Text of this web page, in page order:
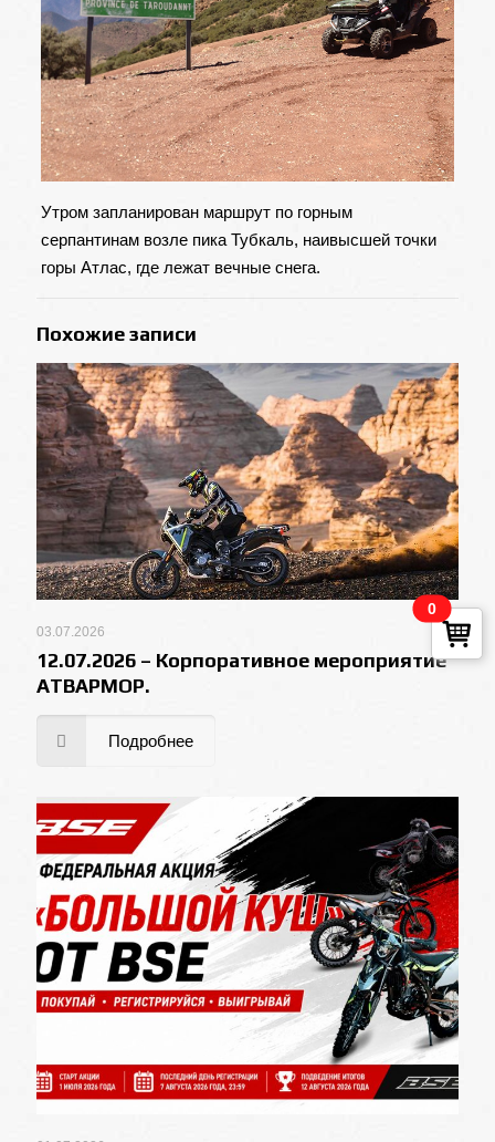
Утром запланирован маршрут по горным
серпантинам возле пика Тубкаль, наивысшей точки
горы Атлас, где лежат вечные снега.
Похожие записи
03.07.2026
12.07.2026 – Корпоративное мероприятие
АТВАРМОР.
Подробнее
0